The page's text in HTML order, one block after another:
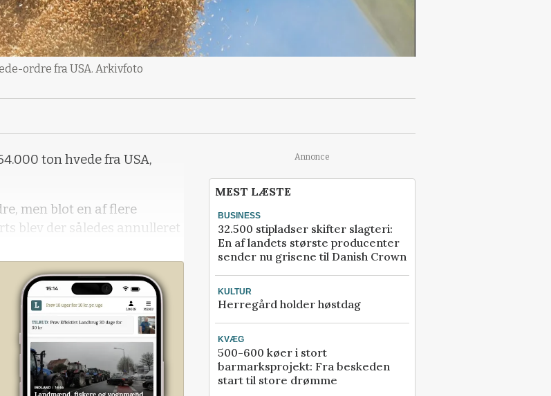
ordre fra USA. Arkivfoto
ton hvede fra USA,
men blot en af flere
blev der således annulleret
504.000 ton hvede
Annonce
MEST LÆSTE
BUSINESS
32.500 stipladser skifter slagteri:
En af landets største producenter
sender nu grisene til Danish Crown
KULTUR
Herregård holder høstdag
KVÆG
500-600 køer i stort
barmarksprojekt: Fra beskeden
start til store drømme